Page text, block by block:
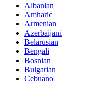
Albanian
Amharic
Armenian
Azerbaijani
Belarusian
Bengali
Bosnian
Bulgarian
Cebuano